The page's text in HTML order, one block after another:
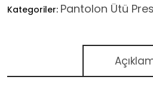
Kategoriler: Pantolon Ütü